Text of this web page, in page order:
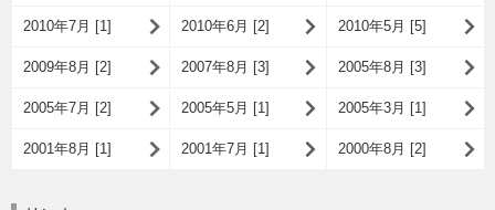
2010年7月 [1] 2010年6月 [2] 2010年5月 [5]
2009年8月 [2] 2007年8月 [3] 2005年8月 [3]
2005年7月 [2] 2005年5月 [1] 2005年3月 [1]
2001年8月 [1] 2001年7月 [1] 2000年8月 [2]